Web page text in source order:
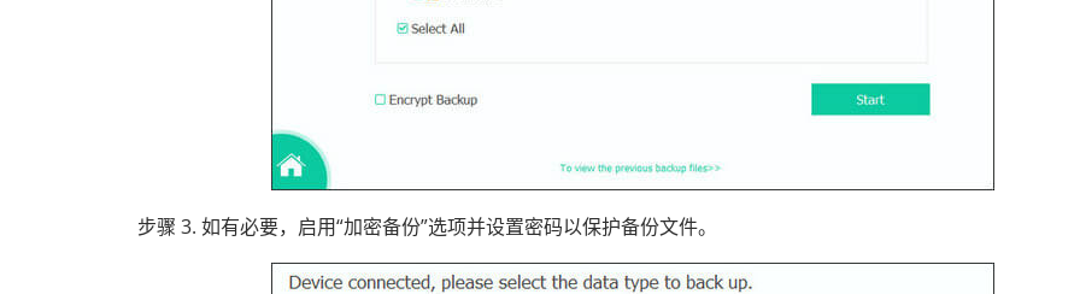
步骤 3. 如有必要，启用“加密备份”选项并设置密码以保护备份文件。